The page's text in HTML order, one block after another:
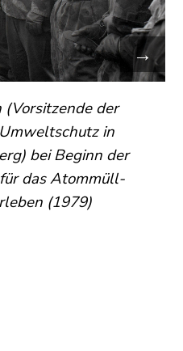
(Vorsitzende der
in
bei Beginn der
das Atommüll-
(1979)
→